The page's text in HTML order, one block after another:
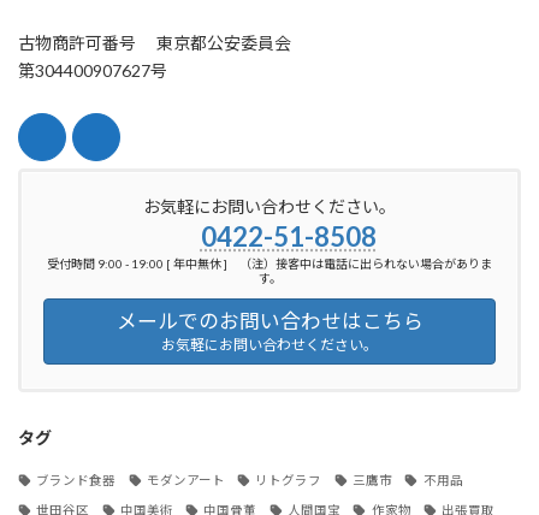
古物商許可番号 東京都公安委員会
第304400907627号
お気軽にお問い合わせください。
0422-51-8508
受付時間 9:00 - 19:00 [ 年中無休 ] （注）接客中は電話に出られない場合がありま
す。
メールでのお問い合わせはこちら
お気軽にお問い合わせください。
タグ
ブランド食器 モダンアート リトグラフ 三鷹市 不用品
世田谷区 中国美術 中国骨董 人間国宝 作家物 出張買取